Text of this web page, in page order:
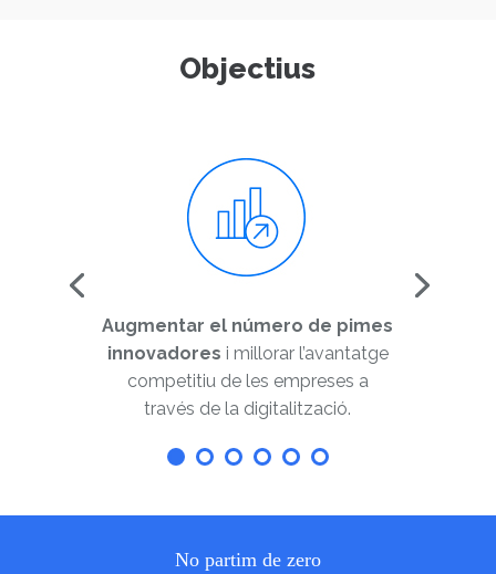
Objectius
Augmentar el número de pimes
innovadores i millorar l’avantatge
competitiu de les empreses a
través de la digitalització.
No partim de zero